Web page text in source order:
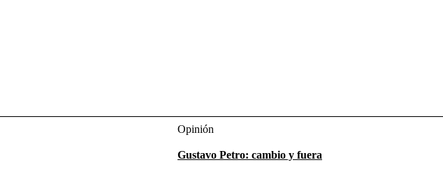
Opinión
Gustavo Petro: cambio y fuera